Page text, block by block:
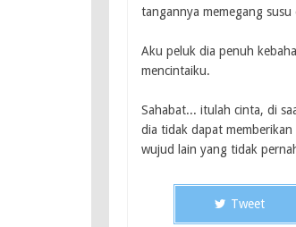
tangannya memegang
Aku peluk dia penuh
mencintaiku.
Sahabat... itulah cinta, di
dia tidak dapat
wujud lain yang tidak
Tweet